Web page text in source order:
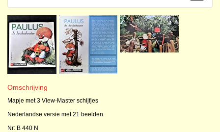
Omschrijving
Mapje met 3 View-Master schijfjes
Nederlandse versie met 21 beelden
Nr: B 440 N